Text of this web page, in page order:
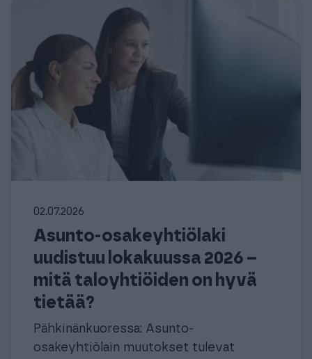
02.07.2026
Asunto-osakeyhtiölaki
uudistuu lokakuussa 2026 –
mitä taloyhtiöiden on hyvä
tietää?
Pähkinänkuoressa: Asunto-
osakeyhtiölain muutokset tulevat